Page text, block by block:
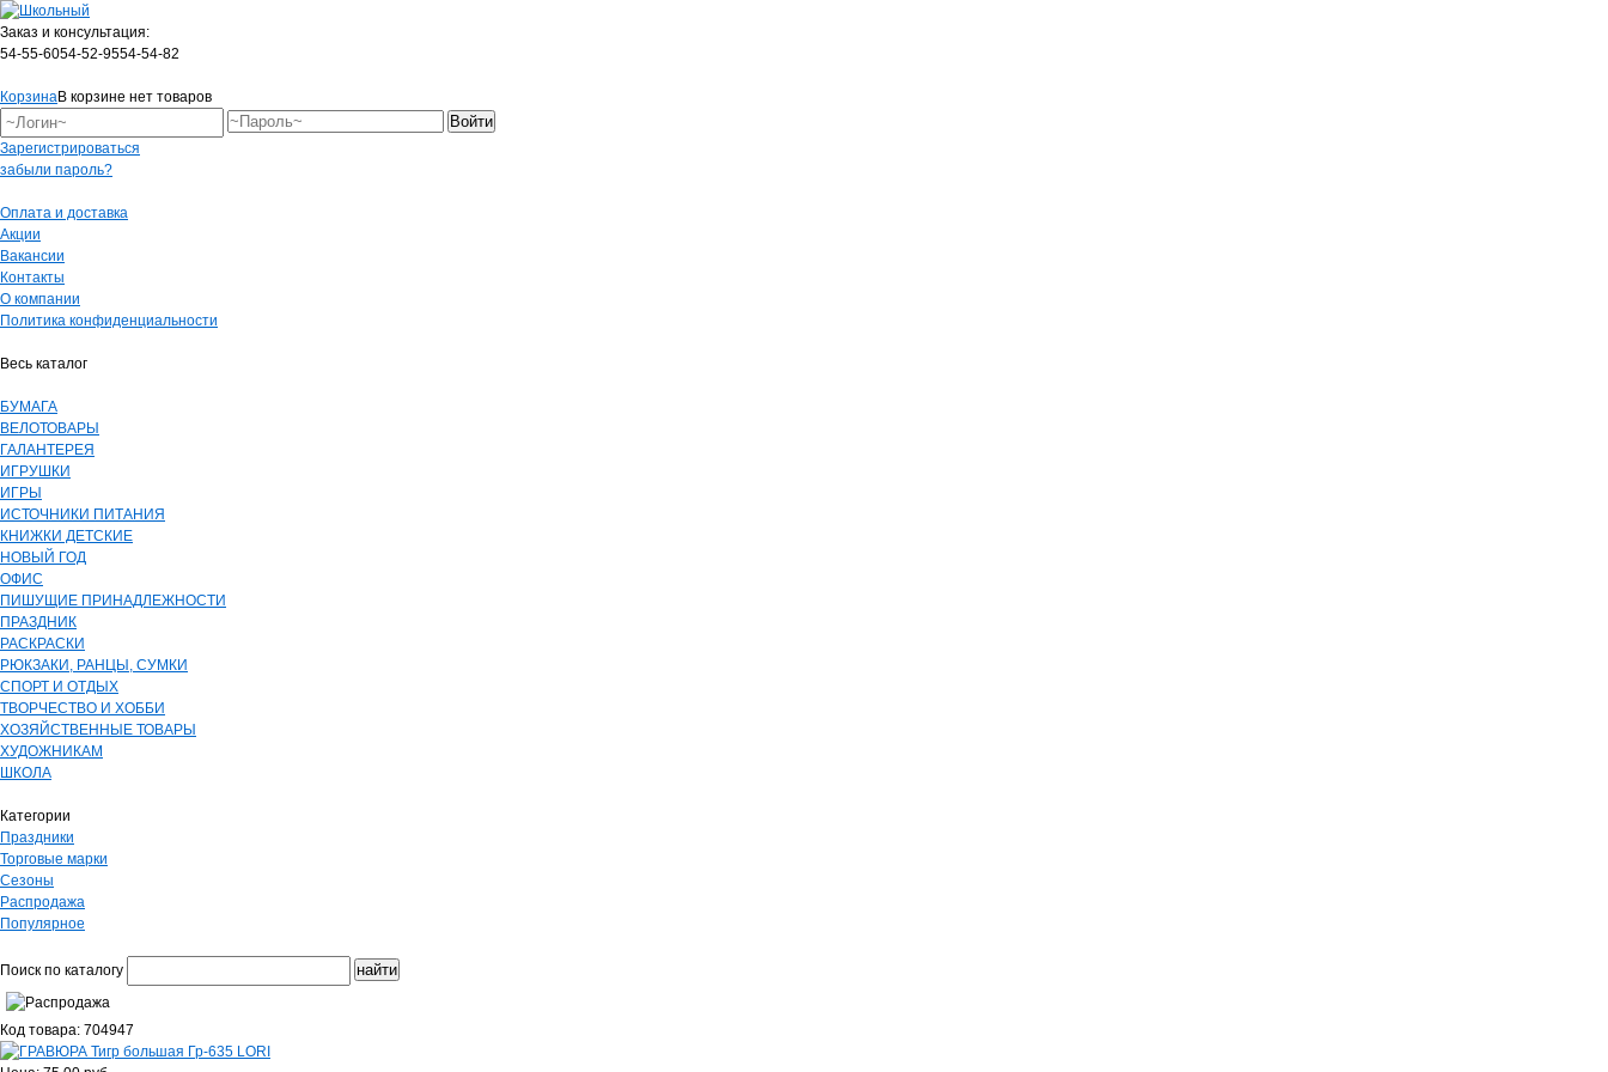
Заказ и консультация:
54-55-6054-52-9554-54-82
КорзинаВ корзине нет товаров
Зарегистрироваться
забыли пароль?
Оплата и доставка
Акции
Вакансии
Контакты
О компании
Политика конфиденциальности
Весь каталог
БУМАГА
ВЕЛОТОВАРЫ
ГАЛАНТЕРЕЯ
ИГРУШКИ
ИГРЫ
ИСТОЧНИКИ ПИТАНИЯ
КНИЖКИ ДЕТСКИЕ
НОВЫЙ ГОД
ОФИС
ПИШУЩИЕ ПРИНАДЛЕЖНОСТИ
ПРАЗДНИК
РАСКРАСКИ
РЮКЗАКИ, РАНЦЫ, СУМКИ
СПОРТ И ОТДЫХ
ТВОРЧЕСТВО И ХОББИ
ХОЗЯЙСТВЕННЫЕ ТОВАРЫ
ХУДОЖНИКАМ
ШКОЛА
Категории
Праздники
Торговые марки
Сезоны
Распродажа
Популярное
Поиск по каталогу
Код товара: 704947